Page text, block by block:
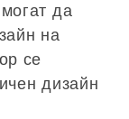
да
на
се
дизайн